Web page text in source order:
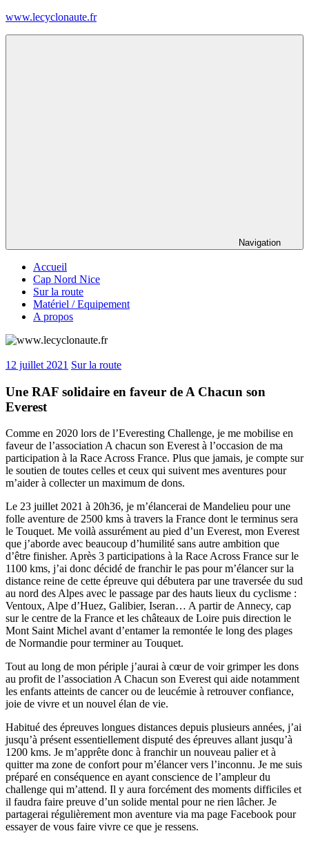
Skip
www.lecyclonaute.fr
Navigation
Accueil
Cap Nord Nice
Sur la route
Matériel / Equipement
A propos
12 juillet 2021 Sur la route
Une RAF solidaire en faveur de A Chacun son
Everest
Comme en 2020 lors de l’Everesting Challenge, je me mobilise en
faveur de l’association A chacun son Everest à l’occasion de ma
participation à la Race Across France. Plus que jamais, je compte sur
le soutien de toutes celles et ceux qui suivent mes aventures pour
m’aider à collecter un maximum de dons.
Le 23 juillet 2021 à 20h36, je m’élancerai de Mandelieu pour une
folle aventure de 2500 kms à travers la France dont le terminus sera
le Touquet. Me voilà assurément au pied d’un Everest, mon Everest
que j’aborde avec beaucoup d’humilité sans autre ambition que
d’être finisher. Après 3 participations à la Race Across France sur le
1100 kms, j’ai donc décidé de franchir le pas pour m’élancer sur la
distance reine de cette épreuve qui débutera par une traversée du sud
au nord des Alpes avec le passage par des hauts lieux du cyclisme :
Ventoux, Alpe d’Huez, Galibier, Iseran… A partir de Annecy, cap
sur le centre de la France et les châteaux de Loire puis direction le
Mont Saint Michel avant d’entamer la remontée le long des plages
de Normandie pour terminer au Touquet.
Tout au long de mon périple j’aurai à cœur de voir grimper les dons
au profit de l’association A Chacun son Everest qui aide notamment
les enfants atteints de cancer ou de leucémie à retrouver confiance,
joie de vivre et un nouvel élan de vie.
Habitué des épreuves longues distances depuis plusieurs années, j’ai
jusqu’à présent essentiellement disputé des épreuves allant jusqu’à
1200 kms. Je m’apprête donc à franchir un nouveau palier et à
quitter ma zone de confort pour m’élancer vers l’inconnu. Je me suis
préparé en conséquence en ayant conscience de l’ampleur du
challenge qui m’attend. Il y aura forcément des moments difficiles et
il faudra faire preuve d’un solide mental pour ne rien lâcher. Je
partagerai régulièrement mon aventure via ma page Facebook pour
essayer de vous faire vivre ce que je ressens.